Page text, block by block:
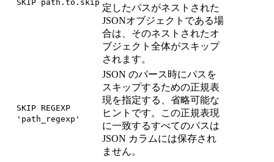
SKIP path.to.skip
定したパスがネストされた
JSONオブジェクトである場
合は、そのネストされたオ
ブジェクト全体がスキップ
されます。
SKIP REGEXP
'path_regexp'
JSON のパース時にパスを
スキップするための正規表
現を指定する、省略可能な
ヒントです。この正規表現
に一致するすべてのパスは
JSON カラムには保存され
ません。